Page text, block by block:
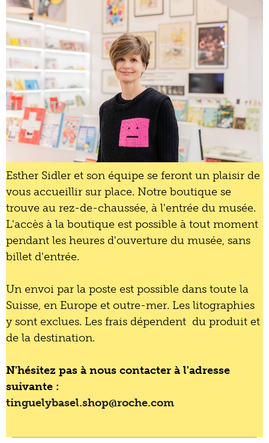
Esther Sidler et son équipe se feront un plaisir de
vous accueillir sur place. Notre boutique se
trouve au rez-de-chaussée, à l'entrée du musée.
L'accès à la boutique est possible à tout moment
pendant les heures d'ouverture du musée, sans
billet d'entrée.
Un envoi par la poste est possible dans toute la
Suisse, en Europe et outre-mer. Les litographies
y sont exclues. Les frais dépendent du produit et
de la destination.
N'hésitez pas à nous contacter à l'adresse
suivante :
tinguelybasel.shop@roche.com